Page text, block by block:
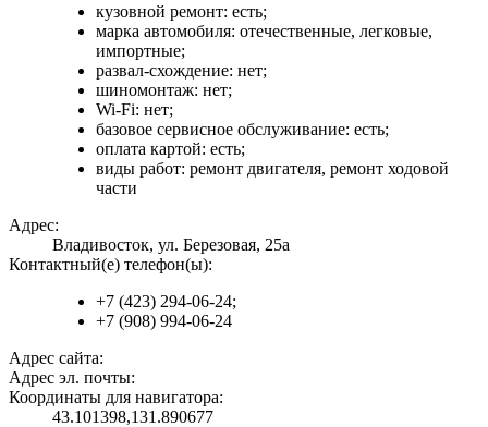
кузовной ремонт: есть;
марка автомобиля: отечественные, легковые,
импортные;
развал-схождение: нет;
шиномонтаж: нет;
Wi-Fi: нет;
базовое сервисное обслуживание: есть;
оплата картой: есть;
виды работ: ремонт двигателя, ремонт ходовой
части
Адрес:
Владивосток, ул. Березовая, 25а
Контактный(е) телефон(ы):
+7 (423) 294-06-24;
+7 (908) 994-06-24
Адрес сайта:
Адрес эл. почты:
Координаты для навигатора:
43.101398,131.890677